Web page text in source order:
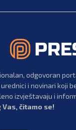
odgovoran
i novinari koji
izvještavaju i
Vas, čitamo se!